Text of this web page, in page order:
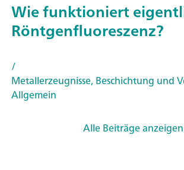
Wie funktioniert
Röntgenfluoreszenz?
/
Metallerzeugnisse, Beschichtung und
Allgemein
Alle Beiträge anzeigen